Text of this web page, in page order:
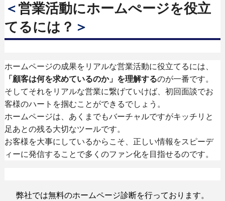
＜ 営業活動にホームぺージを役立
てるには？ ＞
ホームページの成果をリアルな営業活動に役立てるには、
「顧客は何を求めているのか」を理解するのが一番です。
そしてそれをリアルな営業に繋げていけば、初回面談でお
客様のハートを掴むことができるでしょう。
ホームページは、あくまでもバーチャルですがキッチリと
足あとの残る大切なツールです。
お客様を大事にしているからこそ、正しい情報をスピーデ
ィーに発信することで多くのファン化を目 指せるのです。
弊社では無料のホームページ診断を行っております。